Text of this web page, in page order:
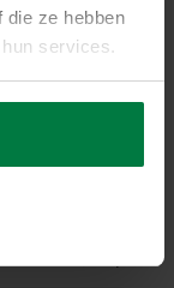
die ze hebben
services.